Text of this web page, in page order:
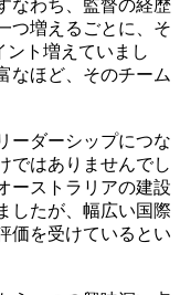
なわち、監督の経歴
つ増えるごとに、そ
ント増えていまし
なほど、そのチーム
ーダーシップにつな
ではありませんでし
ーストラリアの建設
したが、幅広い国際
価を受けているとい